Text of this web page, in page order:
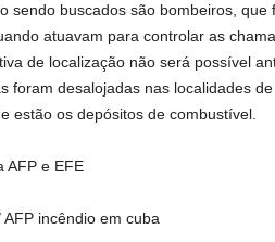
sendo buscados são bombeiros,
atuavam para controlar as
de localização não será possível
foram desalojadas nas localidades
estão os depósitos de combustível.
AFP e EFE
AFP incêndio em cuba